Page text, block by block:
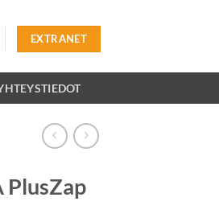
EXTRANET
PlusZap